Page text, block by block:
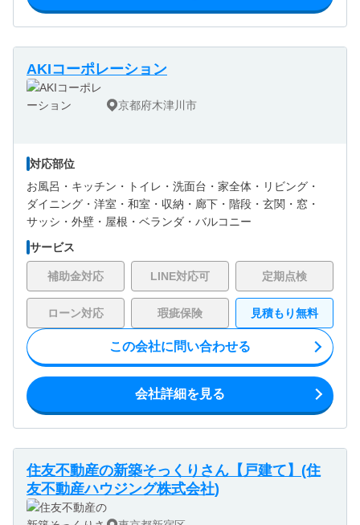
AKIコーポレーション
京都府木津川市
対応部位
お風呂・ キッチン・ トイレ・ 洗面台・ 家全体・ リビング・
ダイニング・ 洋室・ 和室・ 収納・ 廊下・ 階段・ 玄関・ 窓・
サッシ・ 外壁・ 屋根・ ベランダ・バルコニー
サービス
補助金対応 LINE対応可 定期点検
ローン対応 瑕疵保険 見積もり無料
この会社に問い合わせる
会社詳細を見る
住友不動産の新築そっくりさん【戸建て】(住
友不動産ハウジング株式会社)